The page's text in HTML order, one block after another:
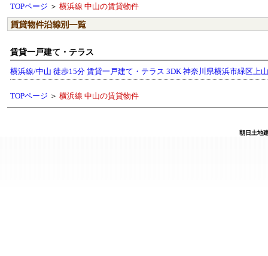
TOPページ ＞ 横浜線 中山の賃貸物件
賃貸一戸建て・テラス
横浜線/中山 徒歩15分 賃貸一戸建て・テラス 3DK 神奈川県横浜市緑区上
TOPページ ＞ 横浜線 中山の賃貸物件
朝日土地